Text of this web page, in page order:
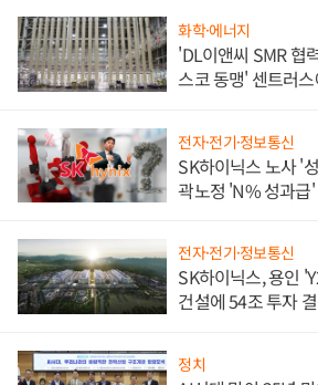
화학·에너지
'DL이앤씨 SMR 협
스코 동맹' 센트러
전자·전기·정보통신
SK하이닉스 노사 '
곽노정 'N% 성과급
전자·전기·정보통신
SK하이닉스, 용인
건설에 54조 투자
정치